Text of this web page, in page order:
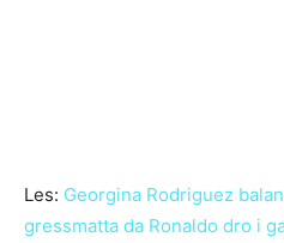
Les: Georgina Rodriguez
gressmatta da Ronaldo dro i